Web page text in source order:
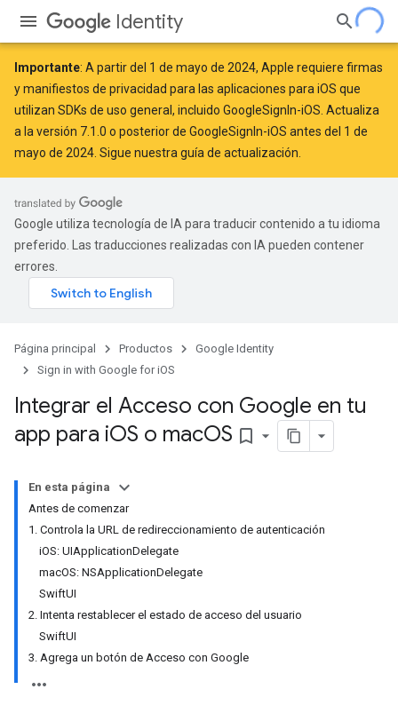
Identity
Importante: A partir del 1 de mayo de 2024, Apple requiere firmas
y manifiestos de privacidad para las aplicaciones para iOS que
utilizan SDKs de uso general, incluido GoogleSignIn-iOS. Actualiza
a la versión 7.1.0 o posterior de GoogleSignIn-iOS antes del 1 de
mayo de 2024. Sigue nuestra guía de actualización
Google utiliza tecnología de IA para traducir contenido a tu idioma
preferido. Las traducciones realizadas con IA pueden contener
errores.
Página principal Productos
Google Identity
Sign in with Google for iOS
Integrar el Acceso con Google en tu
app para iOS o macOS bookmark_border
En esta página
Antes de comenzar
1. Controla la URL de redireccionamiento de autenticación
iOS: UIApplicationDelegate
macOS: NSApplicationDelegate
SwiftUI
2. Intenta restablecer el estado de acceso del usuario
SwiftUI
3. Agrega un botón de Acceso con Google